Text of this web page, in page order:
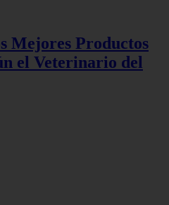
Mejores Productos
el Veterinario del